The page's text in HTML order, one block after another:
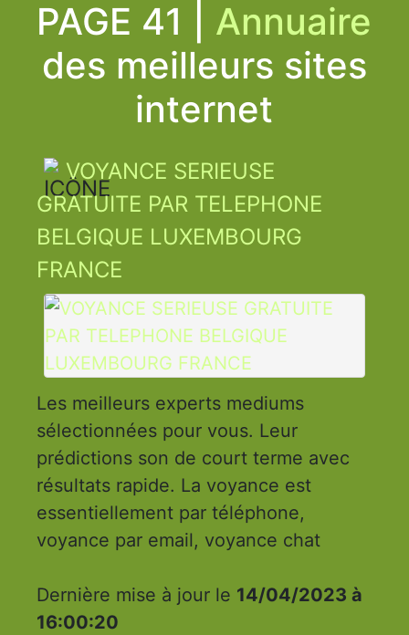
PAGE 41 | Annuaire
des meilleurs sites
internet
VOYANCE SERIEUSE
GRATUITE PAR TELEPHONE
BELGIQUE LUXEMBOURG
FRANCE
Les meilleurs experts mediums
sélectionnées pour vous. Leur
prédictions son de court terme avec
résultats rapide. La voyance est
essentiellement par téléphone,
voyance par email, voyance chat
Dernière mise à jour le 14/04/2023 à
16:00:20